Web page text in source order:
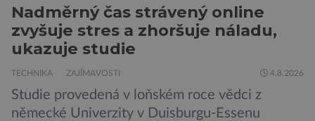
Nadměrný čas strávený online
zvyšuje stres a zhoršuje náladu,
ukazuje studie
TECHNIKA ZAJÍMAVOSTI 4.8.2026
Studie provedená v loňském roce vědci z
německé Univerzity v Duisburgu-Essenu